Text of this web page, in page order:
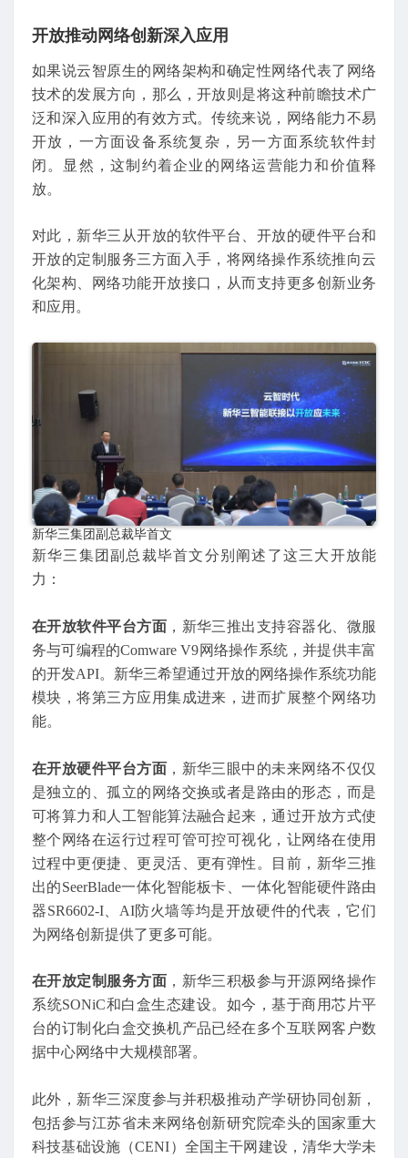
开放推动网络创新深入应用
如果说云智原生的网络架构和确定性网络代表了网络
技术的发展方向，那么，开放则是将这种前瞻技术广
泛和深入应用的有效方式。传统来说，网络能力不易
开放，一方面设备系统复杂，另一方面系统软件封
闭。显然，这制约着企业的网络运营能力和价值释
放。
对此，新华三从开放的软件平台、开放的硬件平台和
开放的定制服务三方面入手，将网络操作系统推向云
化架构、网络功能开放接口，从而支持更多创新业务
和应用。
新华三集团副总裁毕首文
新华三集团副总裁毕首文分别阐述了这三大开放能
力：
在开放软件平台方面 ，新华三推出支持容器化、微服
务与可编程的Comware V9网络操作系统，并提供丰富
的开发API。新华三希望通过开放的网络操作系统功能
模块，将第三方应用集成进来，进而扩展整个网络功
能。
在开放硬件平台方面 ，新华三眼中的未来网络不仅仅
是独立的、孤立的网络交换或者是路由的形态，而是
可将算力和人工智能算法融合起来，通过开放方式使
整个网络在运行过程可管可控可视化，让网络在使用
过程中更便捷、更灵活、更有弹性。目前，新华三推
出的SeerBlade一体化智能板卡、一体化智能硬件路由
器SR6602-I、AI防火墙等均是开放硬件的代表，它们
为网络创新提供了更多可能。
在开放定制服务方面 ，新华三积极参与开源网络操作
系统SONiC和白盒生态建设。如今，基于商用芯片平
台的订制化白盒交换机产品已经在多个互联网客户数
据中心网络中大规模部署。
此外，新华三深度参与并积极推动产学研协同创新，
包括参与江苏省未来网络创新研究院牵头的国家重大
科技基础设施（CENI）全国主干网建设，清华大学未